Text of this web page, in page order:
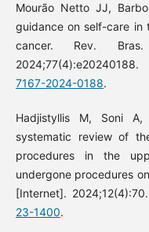
Mourão Netto JJ,
guidance on self-care
cancer. Rev.
2024;77(4):e20240188.
7167-2024-0188.
Hadjistyllis M, Soni
systematic review of
procedures in the
undergone procedures
[Internet].
23-1400.